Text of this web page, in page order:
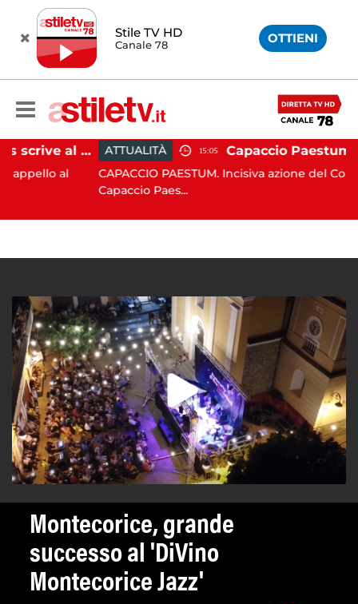
Stile TV HD
Canale 78 OTTIENI
Paestum, Codacons scrive al ministro Giuli: "Rilanciare scavi dell'Anfiteatro nell'area archeologica"
al
ATTUALITÀ 15:05
CAPACCIO PAESTUM. Incisiva azione del Comune di
Capaccio Paes...
Montecorice, grande
successo al 'DiVino
Montecorice Jazz'